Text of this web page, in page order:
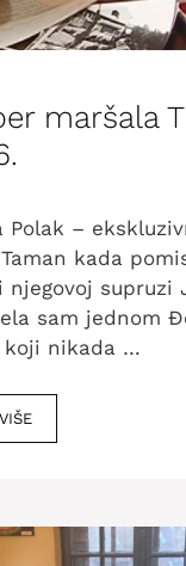
maršala
Polak –
Taman kada
njegovoj supruzi
sam jednom
koji nikada …